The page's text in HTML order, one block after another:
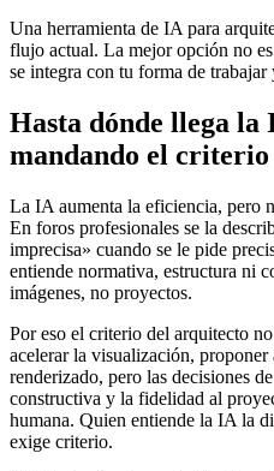
Una herramienta de IA para
flujo actual. La mejor opción no
se integra con tu forma de
Hasta dónde llega la
mandando el
La IA aumenta la eficiencia, pero
En foros profesionales se la
imprecisa» cuando se le pide
entiende normativa, estructura ni
imágenes, no proyectos.
Por eso el criterio del arquitecto
acelerar la visualización, proponer
renderizado, pero las decisiones
constructiva y la fidelidad al
humana. Quien entiende la IA la
exige criterio.